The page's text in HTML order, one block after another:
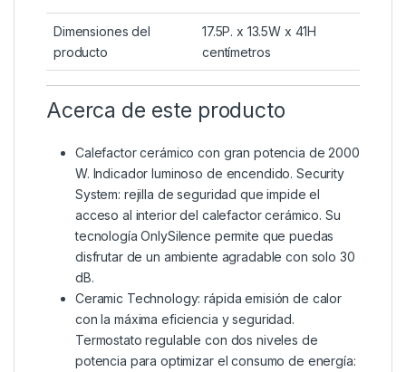
Dimensiones del
producto
17.5P. x 13.5W x 41H
centímetros
Acerca de este producto
Calefactor cerámico con gran potencia de 2000
W. Indicador luminoso de encendido. Security
System: rejilla de seguridad que impide el
acceso al interior del calefactor cerámico. Su
tecnología OnlySilence permite que puedas
disfrutar de un ambiente agradable con solo 30
dB.
Ceramic Technology: rápida emisión de calor
con la máxima eficiencia y seguridad.
Termostato regulable con dos niveles de
potencia para optimizar el consumo de energía: